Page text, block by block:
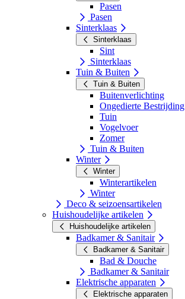
Pasen
Pasen
Sinterklaas
Sinterklaas
Sint
Sinterklaas
Tuin & Buiten
Tuin & Buiten
Buitenverlichting
Ongedierte Bestrijding
Tuin
Vogelvoer
Zomer
Tuin & Buiten
Winter
Winter
Winterartikelen
Winter
Deco & seizoensartikelen
Huishoudelijke artikelen
Huishoudelijke artikelen
Badkamer & Sanitair
Badkamer & Sanitair
Bad & Douche
Badkamer & Sanitair
Elektrische apparaten
Elektrische apparaten